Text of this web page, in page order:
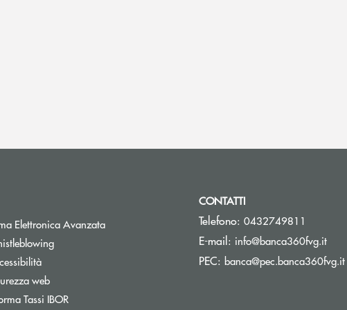
Elettronica Avanzata
Apre una nuova finestra
web
Tassi IBORApre una nuova finestra
CONTATTI
Telefono: 0432749811
E-mail: info@banca360fvg.it(si
PEC: banca@pec.banca360fvg.it